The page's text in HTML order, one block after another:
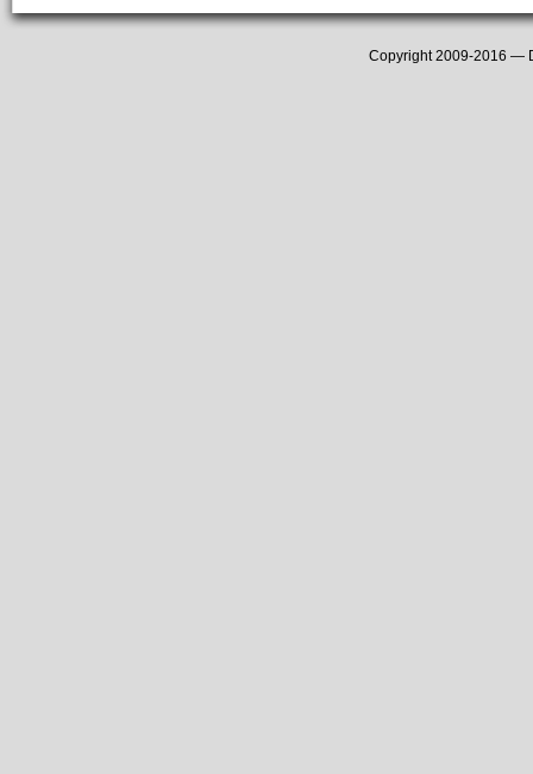
Copyright 2009-2016 —